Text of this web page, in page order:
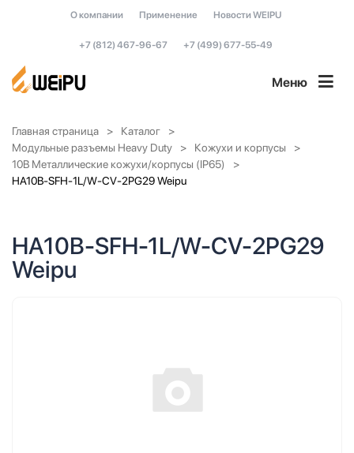
О компании Применение Новости WEIPU
+7 (812) 467-96-67 +7 (499) 677-55-49
Меню
Главная страница
Каталог
Модульные разъемы Heavy Duty
Кожухи и корпусы
10B Металлические кожухи/корпусы (IP65)
HA10B-SFH-1L/W-CV-2PG29 Weipu
HA10B-SFH-1L/W-CV-2PG29
Weipu